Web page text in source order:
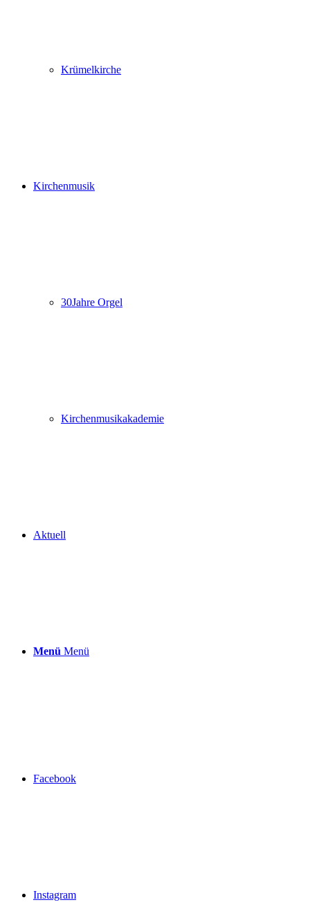
Krümelkirche
Kirchenmusik
30Jahre Orgel
Kirchenmusikakademie
Aktuell
Menü Menü
Facebook
Instagram